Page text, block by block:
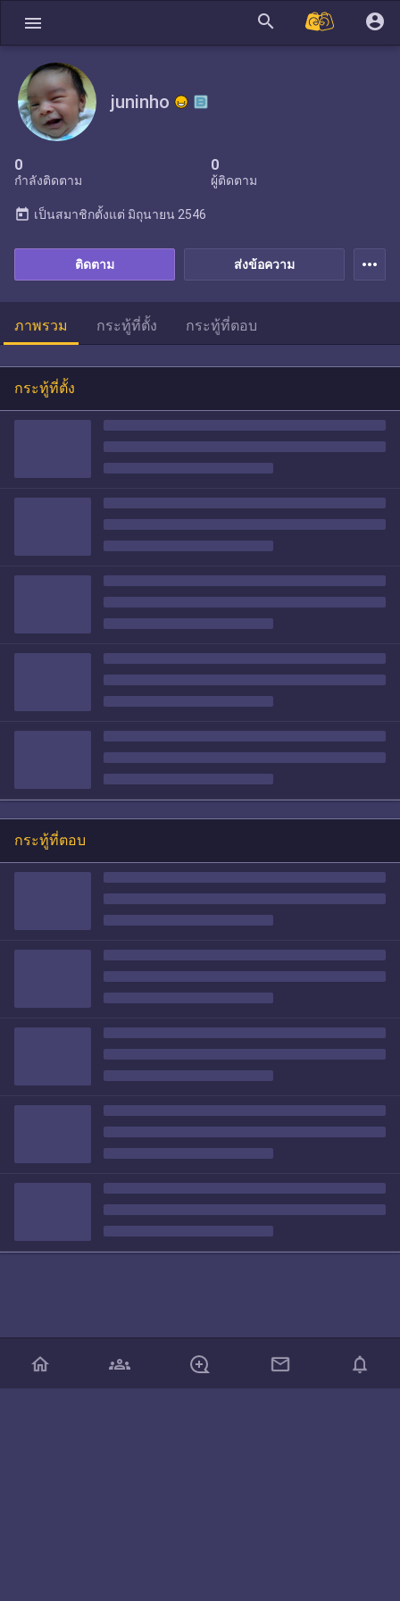
menu search account_circle
juninho
0
กำลังติดตาม
0
ผู้ติดตาม
ส่งข้อความ
ติดตาม
today เป็นสมาชิกตั้งแต่ มิถุนายน 2546
more_horiz
ภาพรวม กระทู้ที่ตั้ง กระทู้ที่ตอบ
กระทู้ที่ตั้ง
กระทู้ที่ตอบ